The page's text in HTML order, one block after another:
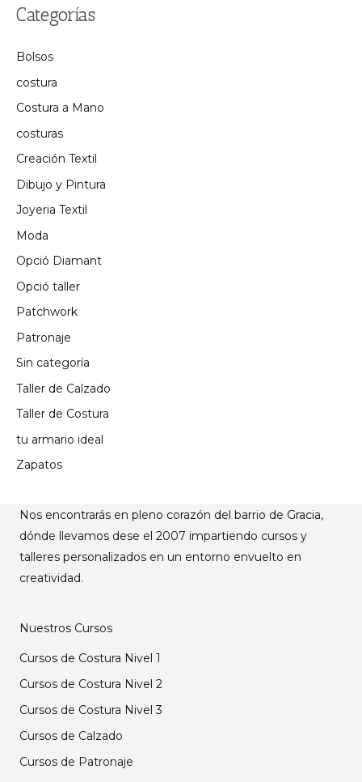
Categorías
Bolsos
costura
Costura a Mano
costuras
Creación Textil
Dibujo y Pintura
Joyeria Textil
Moda
Opció Diamant
Opció taller
Patchwork
Patronaje
Sin categoría
Taller de Calzado
Taller de Costura
tu armario ideal
Zapatos
Nos encontrarás en pleno corazón del barrio de Gracia,
dónde llevamos dese el 2007 impartiendo cursos y
talleres personalizados en un entorno envuelto en
creatividad.
Nuestros Cursos
Cursos de Costura Nivel 1
Cursos de Costura Nivel 2
Cursos de Costura Nivel 3
Cursos de Calzado
Cursos de Patronaje